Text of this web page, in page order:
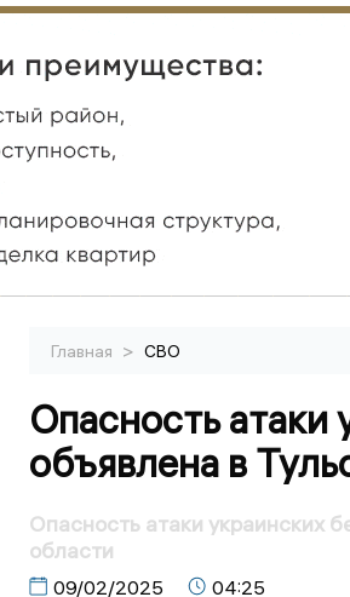
Главная > СВО
Опасность
объявлена в
Опасность атаки украинских
области
09/02/2025 04:25